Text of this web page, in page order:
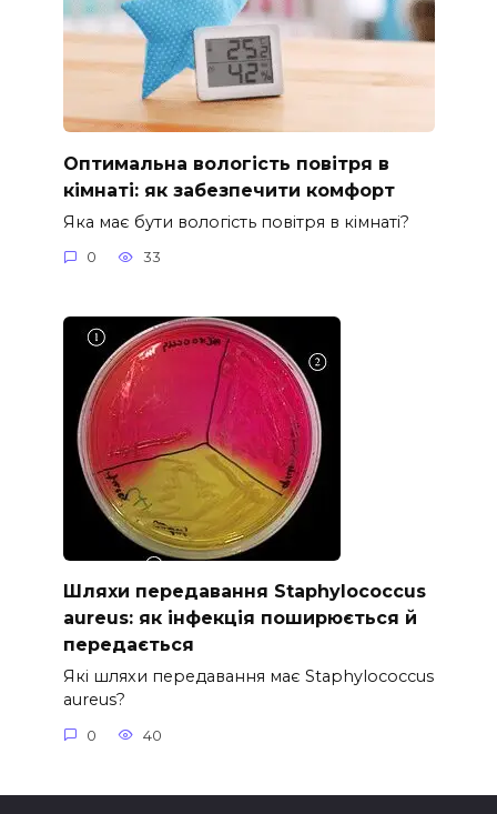
Оптимальна вологість повітря в
кімнаті: як забезпечити комфорт
Яка має бути вологість повітря в кімнаті?
0 33
Шляхи передавання Staphylococcus
aureus: як інфекція поширюється й
передається
Які шляхи передавання має Staphylococcus
aureus?
0 40